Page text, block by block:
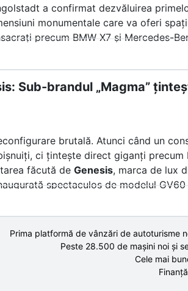
a confirmat dezvăluirea
monumentale care va oferi
precum BMW X7 și Mercedes-
Sub-brandul „Magma”
brutală. Atunci când un
ci țintește direct giganți precum
făcută de Genesis, marca de lux
spectaculos de modelul
ai celor mai mari nume germane.
la o întrebare esențială
Prima platformă de vânzări de autoturisme
Peste 28.500 de mașini noi și
Cele mai